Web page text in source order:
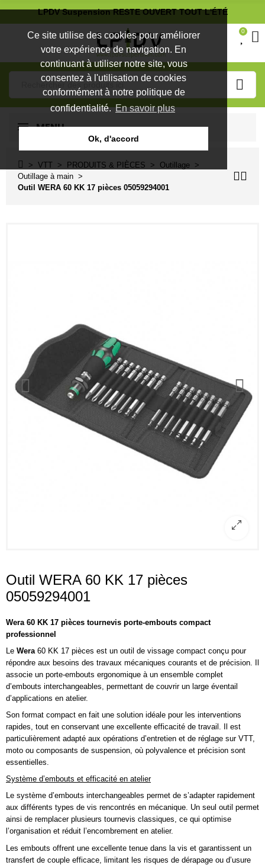
Ce site utilise des cookies pour améliorer
votre expérience de navigation. En
continuant à utiliser notre site, vous
consentez à l'utilisation de cookies
conformément à notre politique de
confidentialité.En savoir plus
Ok, d'accord
LPDV Suspension RESTE OUVERT TOUT L'ÉTÉ
0
MENU
VTT PRODUITS & PIÈCES
Outillage
Outillage à main
Outil WERA 60 KK 17 pièces 05059294001
Outil WERA 60 KK 17 pièces
05059294001
Wera 60 KK 17 pièces tournevis porte-embouts compact
professionnel
Le Wera60 KK 17 pièces est un outil de vissage compact conçu pour
répondre aux besoins des travaux mécaniques courants et de précision. Il
associe un porte-embouts ergonomique à un ensemble complet
d’embouts interchangeables, permettant de couvrir un large éventail
d’applications en atelier.
Son format compact en fait une solution idéale pour les interventions
rapides, tout en conservant une excellente efficacité de travail. Il est
particulièrement adapté aux opérations d’entretien et de réglage sur VTT,
moto ou composants de suspension, où polyvalence et précision sont
essentielles.
Système d’embouts et efficacité en atelier
Le système d’embouts interchangeables permet de s’adapter rapidement
aux différents types de vis rencontrés en mécanique. Un seul outil permet
ainsi de remplacer plusieurs tournevis classiques, ce qui optimise
l’organisation et réduit l’encombrement en atelier.
Les embouts offrent une excellente tenue dans la vis et garantissent un
transfert de couple efficace, limitant les risques de dérapage ou d’usure